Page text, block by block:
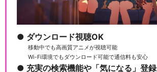
ダウンロード視聴OK
移動中でも高画質アニメが視聴可能
Wi-Fi環境でもダウンロード可能で通信料も安心
充実の検索機能や「気になる」登録